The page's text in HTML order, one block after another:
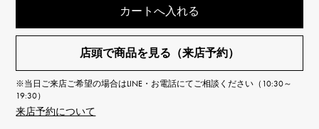
カートへ入れる
店頭で商品を見る（来店予約）
※当日ご来店ご希望の場合はLINE・お電話にてご相談ください（10:30～
19:30）
来店予約について